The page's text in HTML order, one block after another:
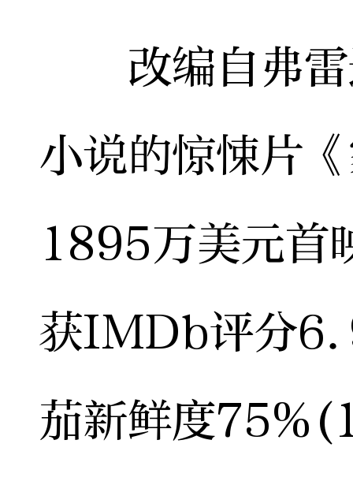
改编自弗雷
小说的惊悚片
1895万美元首
获IMDb评分
茄新鲜度